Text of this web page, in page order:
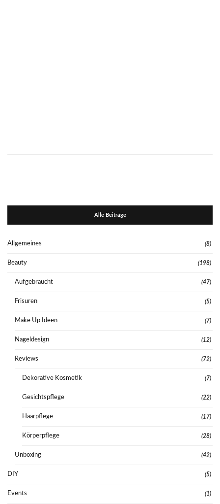
Alle Beiträge
Allgemeines (8)
Beauty (198)
Aufgebraucht (47)
Frisuren (5)
Make Up Ideen (7)
Nageldesign (12)
Reviews (72)
Dekorative Kosmetik (7)
Gesichtspflege (22)
Haarpflege (17)
Körperpflege (28)
Unboxing (42)
DIY (5)
Events (1)